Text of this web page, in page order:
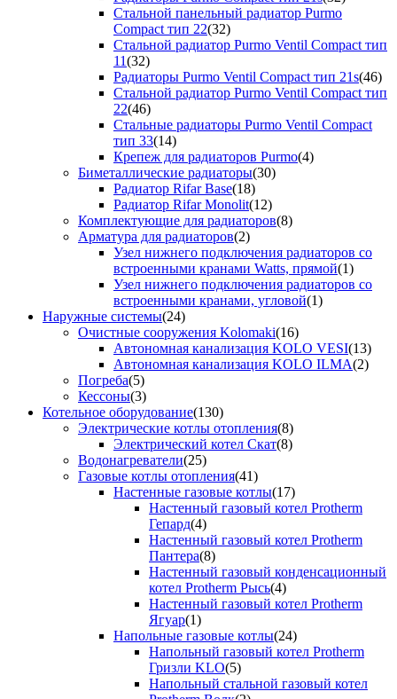
Стальной панельный радиатор Purmo
Compact тип 22(32)
Стальной радиатор Purmo Ventil Compact тип
11(32)
Радиаторы Purmo Ventil Compact тип 21s(46)
Стальной радиатор Purmo Ventil Compact тип
22(46)
Стальные радиаторы Purmo Ventil Compact
тип 33(14)
Крепеж для радиаторов Purmo(4)
Биметаллические радиаторы(30)
Радиатор Rifar Base(18)
Радиатор Rifar Monolit(12)
Комплектующие для радиаторов(8)
Арматура для радиаторов(2)
Узел нижнего подключения радиаторов со
встроенными кранами Watts, прямой(1)
Узел нижнего подключения радиаторов со
встроенными кранами, угловой(1)
Наружные системы(24)
Очистные сооружения Kolomaki(16)
Автономная канализация KOLO VESI(13)
Автономная канализация KOLO ILMA(2)
Погреба(5)
Кессоны(3)
Котельное оборудование(130)
Электрические котлы отопления(8)
Электрический котел Скат(8)
Водонагреватели(25)
Газовые котлы отопления(41)
Настенные газовые котлы(17)
Настенный газовый котел Protherm
Гепард(4)
Настенный газовый котел Protherm
Пантера(8)
Настенный газовый конденсационный
котел Protherm Рысь(4)
Настенный газовый котел Protherm
Ягуар(1)
Напольные газовые котлы(24)
Напольный газовый котел Protherm
Гризли KLO(5)
Напольный стальной газовый котел